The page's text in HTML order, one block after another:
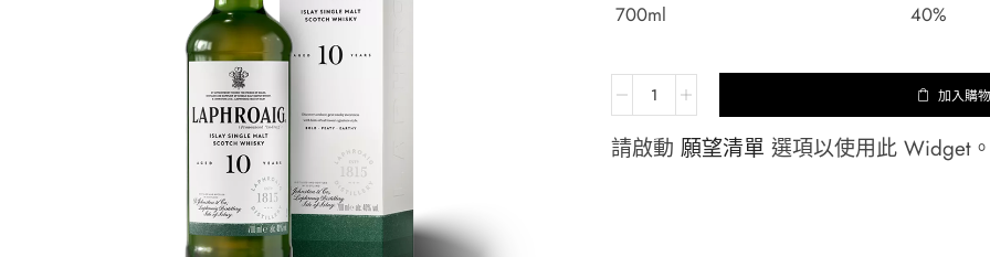
700ml
40%
加入購
請啟動 願望清單 選項以使用此 Widget。